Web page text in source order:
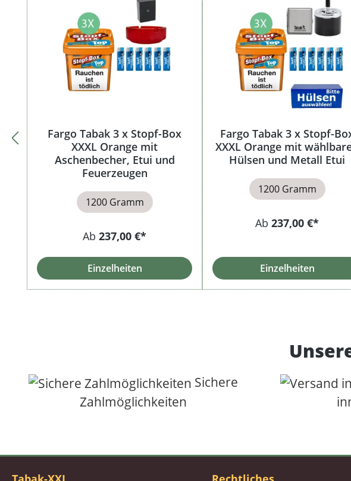
Fargo Tabak 3 x Stopf-Box
XXXL Orange mit
Aschenbecher, Etui und
Feuerzeugen
1200 Gramm
Ab237,00 €*
Einzelheiten
Fargo Tabak 3 x Stopf-
XXXL Orange mit
Hülsen und Metall Etui
1200 Gramm
Ab237,00 €*
Einzelheiten
Sichere
Zahlmöglichkeiten